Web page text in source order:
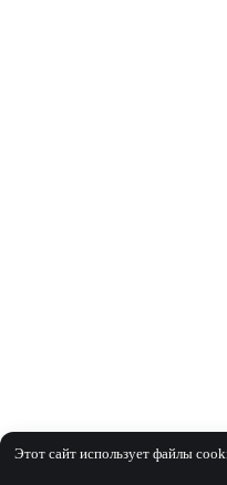
Этот сайт использует файлы